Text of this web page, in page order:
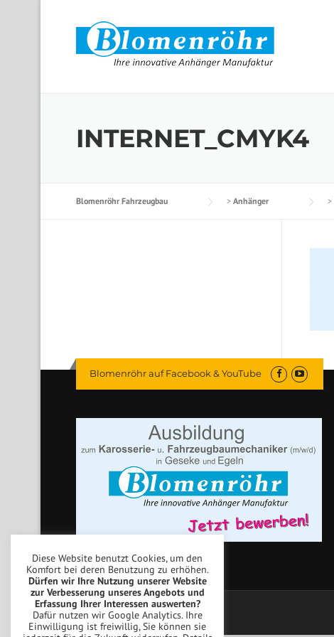
INTERNET_CMYK4
Blomenröhr Fahrzeugbau > Anhänger >
Blomenröhr auf Facebook & YouTube
Copyright © Blomenröhr Fahrzeugbau
Diese Website benutzt Cookies, um den
Komfort bei deren Benutzung zu erhöhen.
Dürfen wir Ihre Nutzung unserer Website
zur Verbesserung unseres Angebots und
Erfassung Ihrer Interessen auswerten?
Dafür nutzen wir Google Analytics. Ihre
Einwilligung ist freiwillig, Sie können sie